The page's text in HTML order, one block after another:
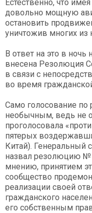
Естественно, что
довольно мощную
остановить
уничтожив многих из
В ответ на это в ночь
внесена Резолюция
в связи с
во время
Само голосование по
необычным, ведь не
проголосовала
пятерых
Китай). Генеральный
назвал резолюцию №
мнению, принятием
сообщество
реализации своей
гражданского
его собственным